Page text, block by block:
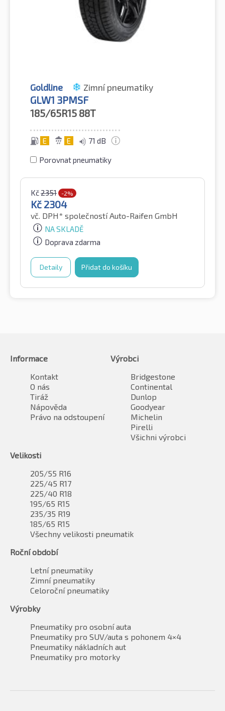
Goldline Zimní pneumatiky
GLW1 3PMSF
185/65R15 88T
E E 71 dB
Porovnat pneumatiky
Kč2351 -2%
Kč 2304
vč. DPH* společností Auto-Raifen GmbH
NA SKLADĚ
Doprava zdarma
Detaily Přidat do košíku
Informace
Kontakt
O nás
Tiráž
Nápověda
Právo na odstoupení
Výrobci
Bridgestone
Continental
Dunlop
Goodyear
Michelin
Pirelli
Všichni výrobci
Velikosti
205/55 R16
225/45 R17
225/40 R18
195/65 R15
235/35 R19
185/65 R15
Všechny velikosti pneumatik
Roční období
Letní pneumatiky
Zimní pneumatiky
Celoroční pneumatiky
Výrobky
Pneumatiky pro osobní auta
Pneumatiky pro SUV/auta s pohonem 4×4
Pneumatiky nákladních aut
Pneumatiky pro motorky